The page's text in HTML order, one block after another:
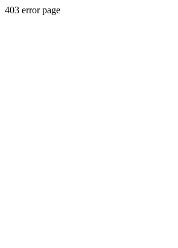
403 error page